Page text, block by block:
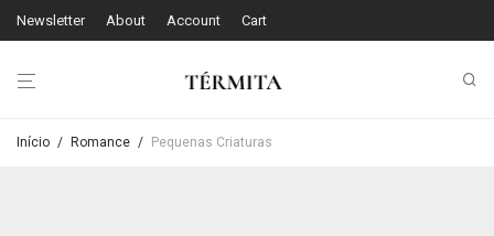
Newsletter About Account Cart
Início / Romance / Pequenas Criaturas